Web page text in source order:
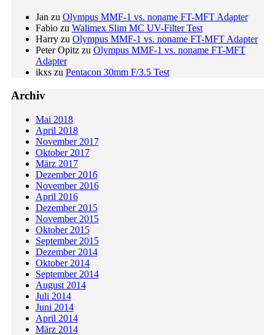
Jan zu Olympus MMF-1 vs. noname FT-MFT Adapter
Fabiozu Walimex Slim MC UV-Filter Test
Harryzu Olympus MMF-1 vs. noname FT-MFT Adapter
Peter Opitzzu Olympus MMF-1 vs. noname FT-MFT
Adapter
ikxszu Pentacon 30mm F/3.5 Test
Archiv
Mai 2018
April 2018
November 2017
Oktober 2017
März 2017
Dezember 2016
November 2016
April 2016
Dezember 2015
November 2015
Oktober 2015
September 2015
Dezember 2014
Oktober 2014
September 2014
August 2014
Juli 2014
Juni 2014
April 2014
März 2014